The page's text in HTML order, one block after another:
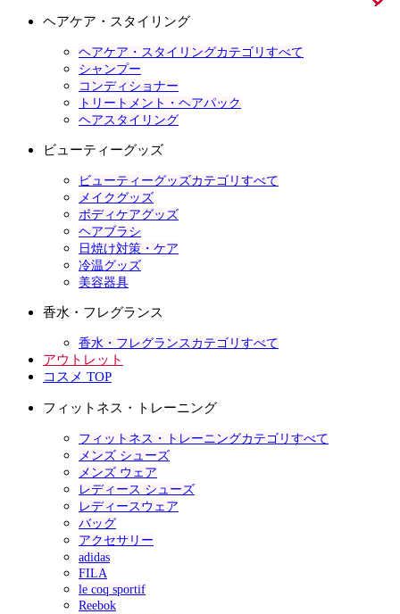
ヘアケア・スタイリング
ヘアケア・スタイリングカテゴリすべて
シャンプー
コンディショナー
トリートメント・ヘアパック
ヘアスタイリング
ビューティーグッズ
ビューティーグッズカテゴリすべて
メイクグッズ
ボディケアグッズ
ヘアブラシ
日焼け対策・ケア
冷温グッズ
美容器具
香水・フレグランス
香水・フレグランスカテゴリすべて
アウトレット
コスメ TOP
フィットネス・トレーニング
フィットネス・トレーニングカテゴリすべて
メンズ シューズ
メンズ ウェア
レディース シューズ
レディースウェア
バッグ
アクセサリー
adidas
FILA
le coq sportif
Reebok